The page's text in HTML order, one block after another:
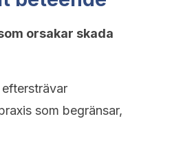
orsakar skada
som begränsar,